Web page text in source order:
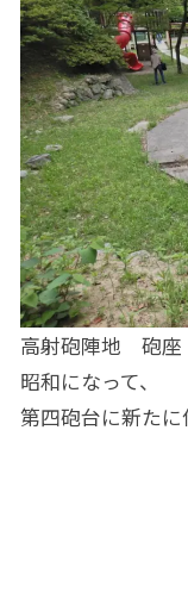
高射砲陣地 砲座
昭和になって、
第四砲台に新た